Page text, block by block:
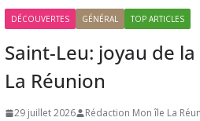
DÉCOUVERTES GÉNÉRAL TOP ARTICLES
Saint-Leu: joyau de
La Réunion
29 juillet 2026 Rédaction Mon île La